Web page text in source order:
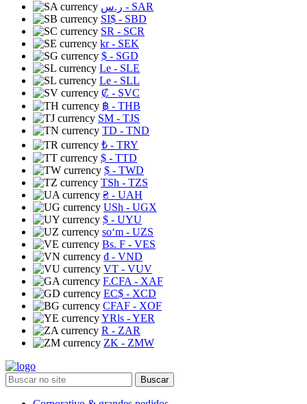
ر.س - SAR
SI$ - SBD
SR - SCR
kr- SEK
$ - SGD
Le - SLE
Le - SLL
₡ - SVC
฿ - THB
ЅМ - TJS
TD - TND
₺ - TRY
$ - TTD
$ - TWD
TSh - TZS
₴ - UAH
USh - UGX
$ - UYU
soʻm - UZS
Bs. F - VES
₫ - VND
VT - VUV
F.CFA - XAF
EC$ - XCD
CFAF - XOF
YRls - YER
R - ZAR
ZK - ZMW
Buscar